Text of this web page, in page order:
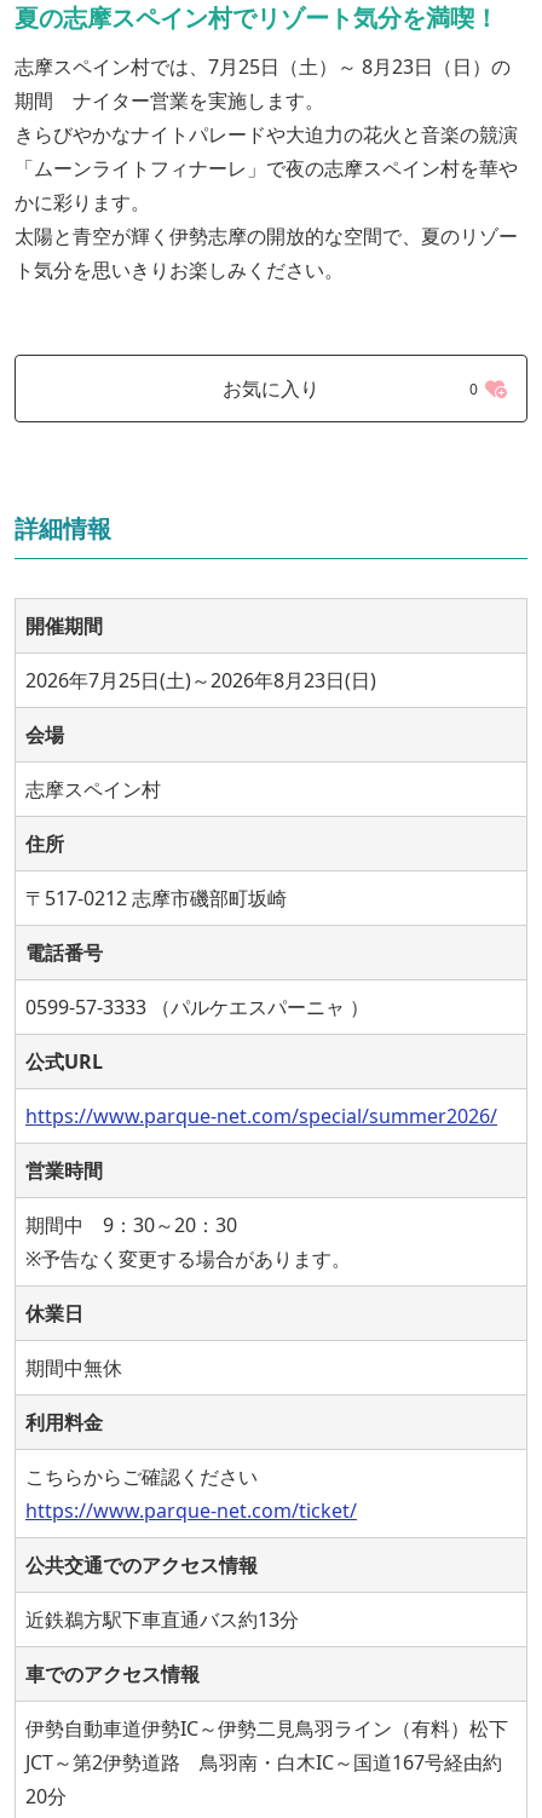
夏の志摩スペイン村でリゾート気分を満喫！
志摩スペイン村では、7月25日（土）～ 8月23日（日）の
期間 ナイター営業を実施します。
きらびやかなナイトパレードや大迫力の花火と音楽の競演
「ムーンライトフィナーレ」で夜の志摩スペイン村を華や
かに彩ります。
太陽と青空が輝く伊勢志摩の開放的な空間で、夏のリゾー
ト気分を思いきりお楽しみください。
お気に入り 0
詳細情報
開催期間
2026年7月25日(土)～2026年8月23日(日)
会場
志摩スペイン村
住所
〒517-0212 志摩市磯部町坂崎
電話番号
0599-57-3333 （パルケエスパーニャ ）
公式URL
https://www.parque-net.com/special/summer2026/
営業時間
期間中 9：30～20：30
※予告なく変更する場合があります。
休業日
期間中無休
利用料金
こちらからご確認ください
https://www.parque-net.com/ticket/
公共交通でのアクセス情報
近鉄鵜方駅下車直通バス約13分
車でのアクセス情報
伊勢自動車道伊勢IC～伊勢二見鳥羽ライン（有料）松下
JCT～第2伊勢道路 鳥羽南・白木IC～国道167号経由約
20分